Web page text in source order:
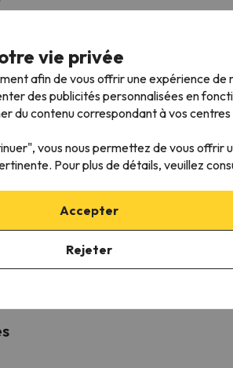
de réserver la place de parking à
conditions, il est indispensable que
vie privée
afin de vous offrir une expérience
des publicités personnalisées en
du contenu correspondant à vos
vous nous permettez de vous offrir
Pour plus de détails, veuillez
Accepter
Rejeter